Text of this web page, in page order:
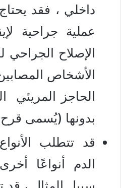
داخلي ، فقد
عملية جراحية
الإصلاح الجراحي
الأشخاص
الحاجز المريئي
بدونها (يُسمى
قد تتطلب
الدم أنواعًا